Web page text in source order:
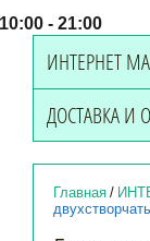
- 21:00
ИНТЕРНЕТ
ДОСТАВКА И
Главная /